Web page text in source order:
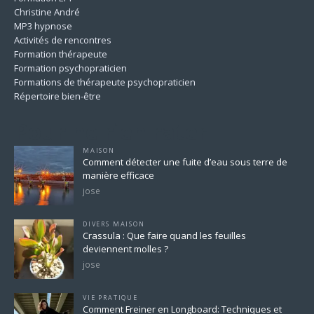
Christine André
MP3 hypnose
Activités de rencontres
Formation thérapeute
Formation psychopraticien
Formations de thérapeute psychopraticien
Répertoire bien-être
MAISON
Comment détecter une fuite d’eau sous terre de
manière efficace
jose
DIVERS MAISON
Crassula : Que faire quand les feuilles
deviennent molles ?
jose
VIE PRATIQUE
Comment Freiner en Longboard: Techniques et